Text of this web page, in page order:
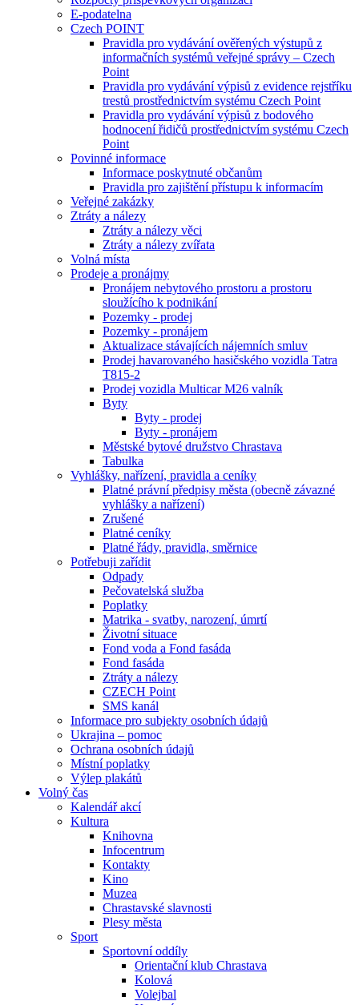
E-podatelna
Czech POINT
Pravidla pro vydávání ověřených výstupů z
informačních systémů veřejné správy – Czech
Point
Pravidla pro vydávání výpisů z evidence rejstříku
trestů prostřednictvím systému Czech Point
Pravidla pro vydávání výpisů z bodového
hodnocení řidičů prostřednictvím systému Czech
Point
Povinné informace
Informace poskytnuté občanům
Pravidla pro zajištění přístupu k informacím
Veřejné zakázky
Ztráty a nálezy
Ztráty a nálezy věci
Ztráty a nálezy zvířata
Volná místa
Prodeje a pronájmy
Pronájem nebytového prostoru a prostoru
sloužícího k podnikání
Pozemky - prodej
Pozemky - pronájem
Aktualizace stávajících nájemních smluv
Prodej havarovaného hasičského vozidla Tatra
T815-2
Prodej vozidla Multicar M26 valník
Byty
Byty - prodej
Byty - pronájem
Městské bytové družstvo Chrastava
Tabulka
Vyhlášky, nařízení, pravidla a ceníky
Platné právní předpisy města (obecně závazné
vyhlášky a nařízení)
Zrušené
Platné ceníky
Platné řády, pravidla, směrnice
Potřebuji zařídit
Odpady
Pečovatelská služba
Poplatky
Matrika - svatby, narození, úmrtí
Životní situace
Fond voda a Fond fasáda
Fond fasáda
Ztráty a nálezy
CZECH Point
SMS kanál
Informace pro subjekty osobních údajů
Ukrajina – pomoc
Ochrana osobních údajů
Místní poplatky
Výlep plakátů
Volný čas
Kalendář akcí
Kultura
Knihovna
Infocentrum
Kontakty
Kino
Muzea
Chrastavské slavnosti
Plesy města
Sport
Sportovní oddíly
Orientační klub Chrastava
Kolová
Volejbal